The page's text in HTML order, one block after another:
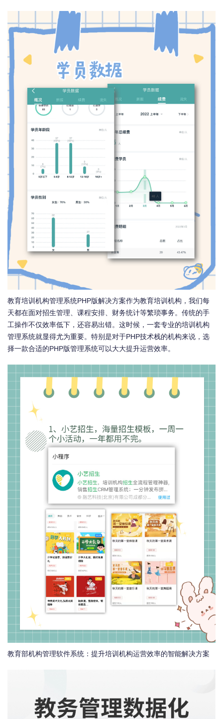
教育培训机构管理系统PHP版解决方案作为教育培训机构，我们每
天都在面对招生管理、课程安排、财务统计等繁琐事务。传统的手
工操作不仅效率低下，还容易出错。这时候，一套专业的培训机构
管理系统就显得尤为重要。特别是对于PHP技术栈的机构来说，选
择一款合适的PHP版管理系统可以大大提升运营效率。
教育部机构管理软件系统：提升培训机构运营效率的智能解决方案